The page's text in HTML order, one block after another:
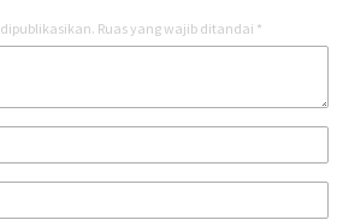
Ruas yang wajib ditandai *